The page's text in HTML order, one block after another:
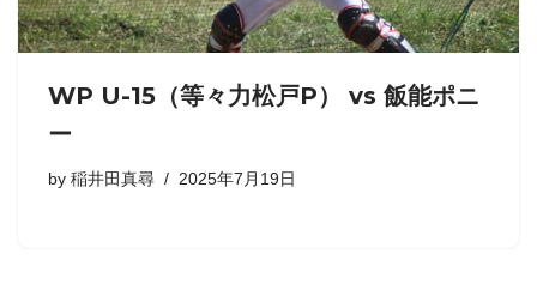
WP U-15（等々力松戸P） vs 飯能ポニ
ー
by 稲井田真尋 2025年7月19日